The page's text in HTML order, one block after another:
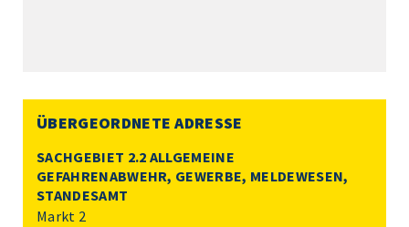
ÜBERGEORDNETE ADRESSE
SACHGEBIET 2.2 ALLGEMEINE
GEFAHRENABWEHR, GEWERBE, MELDEWESEN,
STANDESAMT
Markt 2